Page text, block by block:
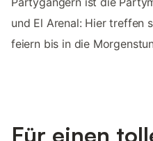
und El Arenal: Hier treffen
feiern bis in die
Für einen